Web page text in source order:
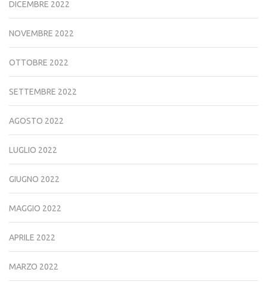
DICEMBRE 2022
NOVEMBRE 2022
OTTOBRE 2022
SETTEMBRE 2022
AGOSTO 2022
LUGLIO 2022
GIUGNO 2022
MAGGIO 2022
APRILE 2022
MARZO 2022